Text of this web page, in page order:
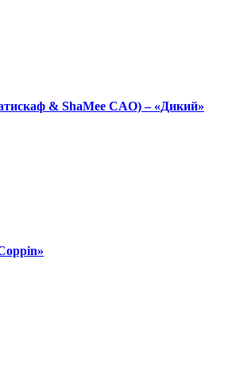
& ShaMee CAO) – «Дикий»